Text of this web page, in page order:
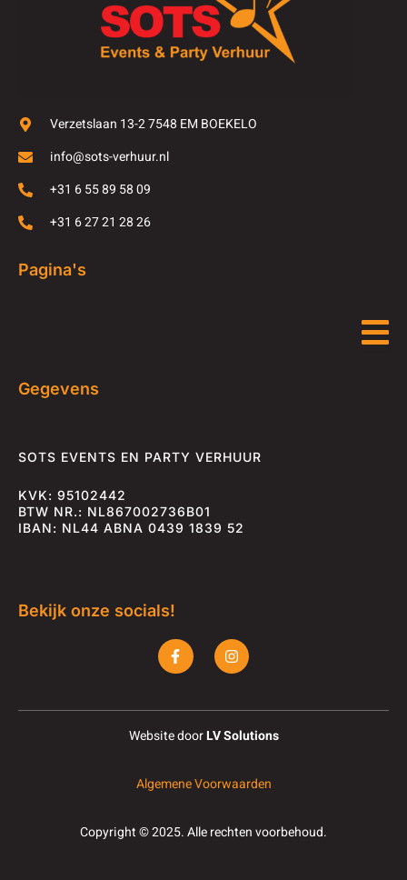
Verzetslaan 13-2 7548 EM BOEKELO
info@sots-verhuur.nl
+31 6 55 89 58 09
+31 6 27 21 28 26
Pagina's
Gegevens
SOTS EVENTS EN PARTY VERHUUR
KVK: 95102442
BTW NR.: NL867002736B01
IBAN: NL44 ABNA 0439 1839 52
Bekijk onze socials!
F
a
c
o
o
k
f
I
n
s
g
r
a
Website doorLV Solutions
Algemene Voorwaarden
Copyright © 2025. Alle rechten voorbehoud.